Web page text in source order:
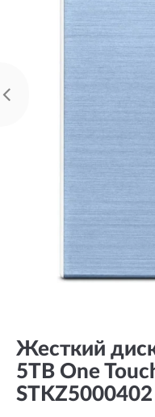
Жесткий
5TB One
STKZ5000402